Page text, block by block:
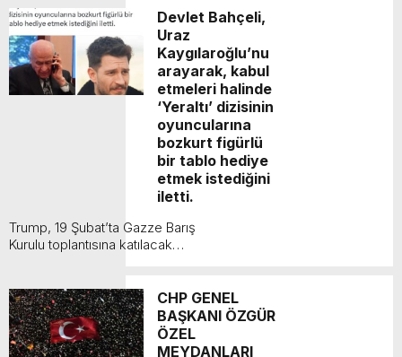
kıymetli değerlendirmeleri için Başkanımız
Sayın Vahap Seçer’e teşekkür ediyorum.
Vahap Seçer
“Çanakkale Geçilmez” sözünü
tarihe kazıdı. Bu zafer ...
Devlet Bahçeli,
Uraz
Kaygılaroğlu’nu
arayarak, kabul
etmeleri halinde
‘Yeraltı’ dizisinin
oyuncularına
bozkurt figürlü
bir tablo hediye
etmek istediğini
iletti.
Trump, 19 Şubat’ta Gazze Barış
Kurulu toplantısına katılacak
yardım sağlayacağını bildirdi....CHP GENEL
BAŞKANI ÖZGÜR
ÖZEL
MEYDANLARI